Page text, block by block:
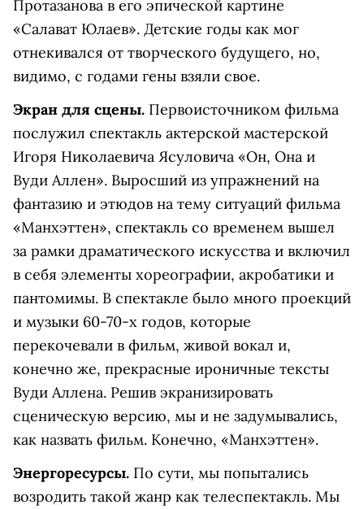
Протазанова в его эпической картине
«Салават Юлаев». Детские годы как мог
отнекивался от творческого будущего, но,
видимо, с годами гены взяли свое.
Экран для сцены. Первоисточником фильма
послужил спектакль актерской мастерской
Игоря Николаевича Ясуловича «Он, Она и
Вуди Аллен». Выросший из упражнений на
фантазию и этюдов на тему ситуаций фильма
«Манхэттен», спектакль со временем вышел
за рамки драматического искусства и включил
в себя элементы хореографии, акробатики и
пантомимы. В спектакле было много проекций
и музыки 60-70-х годов, которые
перекочевали в фильм, живой вокал и,
конечно же, прекрасные ироничные тексты
Вуди Аллена. Решив экранизировать
сценическую версию, мы и не задумывались,
как назвать фильм. Конечно, «Манхэттен».
Энергоресурсы. По сути, мы попытались
возродить такой жанр как телеспектакль. Мы